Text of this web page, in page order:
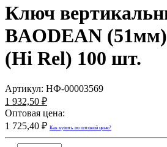
Ключ
BAODEAN
(Hi Rel) 100 шт.
Артикул: НФ-00003569
1 932,50 ₽
Оптовая цена:
1 725,40 ₽ Как купить по оптовой цене?